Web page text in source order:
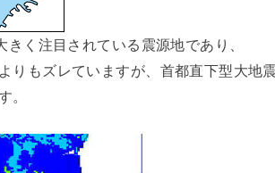
く注目されている震源地であり、
りもズレていますが、首都直下型大地
。